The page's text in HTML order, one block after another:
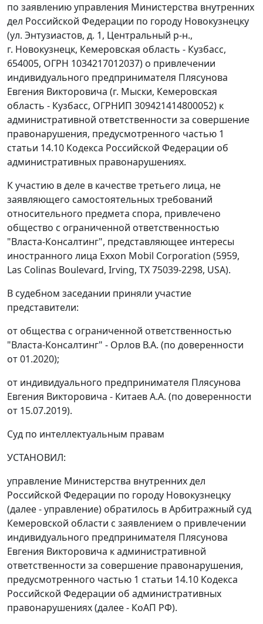
по заявлению управления Министерства внутренних
дел Российской Федерации по городу Новокузнецку
(ул. Энтузиастов, д. 1, Центральный р-н.,
г. Новокузнецк, Кемеровская область - Кузбасс,
654005, ОГРН 1034217012037) о привлечении
индивидуального предпринимателя Плясунова
Евгения Викторовича (г. Мыски, Кемеровская
область - Кузбасс, ОГРНИП 309421414800052) к
административной ответственности за совершение
правонарушения, предусмотренного частью 1
статьи 14.10 Кодекса Российской Федерации об
административных правонарушениях.
К участию в деле в качестве третьего лица, не
заявляющего самостоятельных требований
относительного предмета спора, привлечено
общество с ограниченной ответственностью
"Власта-Консалтинг", представляющее интересы
иностранного лица Exxon Mobil Corporation (5959,
Las Colinas Boulevard, Irving, TX 75039-2298, USA).
В судебном заседании приняли участие
представители:
от общества с ограниченной ответственностью
"Власта-Консалтинг" - Орлов В.А. (по доверенности
от 01.2020);
от индивидуального предпринимателя Плясунова
Евгения Викторовича - Китаев А.А. (по доверенности
от 15.07.2019).
Суд по интеллектуальным правам
УСТАНОВИЛ:
управление Министерства внутренних дел
Российской Федерации по городу Новокузнецку
(далее - управление) обратилось в Арбитражный суд
Кемеровской области с заявлением о привлечении
индивидуального предпринимателя Плясунова
Евгения Викторовича к административной
ответственности за совершение правонарушения,
предусмотренного частью 1 статьи 14.10 Кодекса
Российской Федерации об административных
правонарушениях (далее - КоАП РФ).